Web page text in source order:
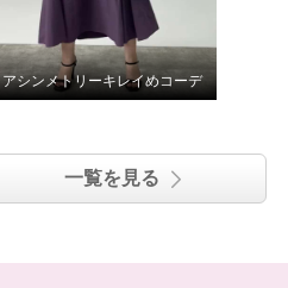
アシンメトリーキレイめコーデ
一覧を見る